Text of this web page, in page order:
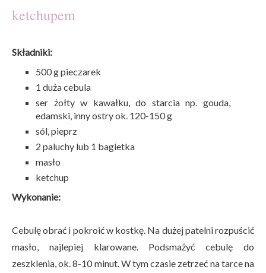
ketchupem
Składniki:
500 g pieczarek
1 duża cebula
ser żołty w kawałku, do starcia np. gouda,
edamski, inny ostry ok. 120-150 g
sól, pieprz
2 paluchy lub 1 bagietka
masło
ketchup
Wykonanie:
Cebulę obrać i pokroić w kostkę. Na dużej patelni rozpuścić
masło, najlepiej klarowane. Podsmażyć cebulę do
zeszklenia, ok. 8-10 minut. W tym czasie zetrzeć na tarce na